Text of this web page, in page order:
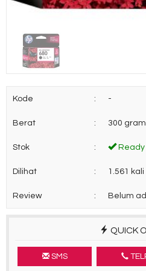
Kode : -
Berat : 300 gram
Stok : Ready
Dilihat : 1.561 kali
Review : Belum
QUICK
SMS